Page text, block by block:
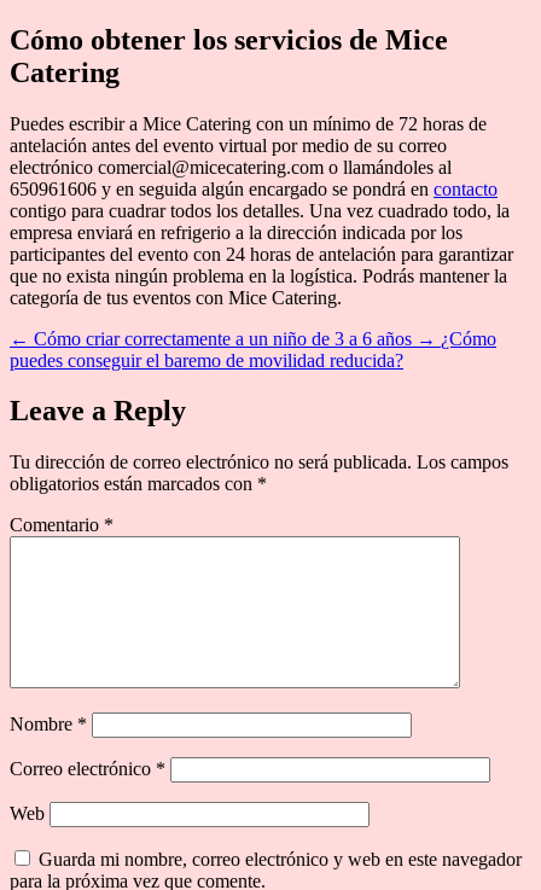
Cómo obtener los servicios de Mice
Catering
Puedes escribir a Mice Catering con un mínimo de 72 horas de
antelación antes del evento virtual por medio de su correo
electrónico comercial@micecatering.com o llamándoles al
650961606 y en seguida algún encargado se pondrá en contacto
contigo para cuadrar todos los detalles. Una vez cuadrado todo, la
empresa enviará en refrigerio a la dirección indicada por los
participantes del evento con 24 horas de antelación para garantizar
que no exista ningún problema en la logística. Podrás mantener la
categoría de tus eventos con Mice Catering.
← Cómo criar correctamente a un niño de 3 a 6 años → ¿Cómo
puedes conseguir el baremo de movilidad reducida?
Leave a Reply
Tu dirección de correo electrónico no será publicada. Los campos
obligatorios están marcados con *
Comentario *
Nombre *
Correo electrónico *
Web
Guarda mi nombre, correo electrónico y web en este navegador
para la próxima vez que comente.